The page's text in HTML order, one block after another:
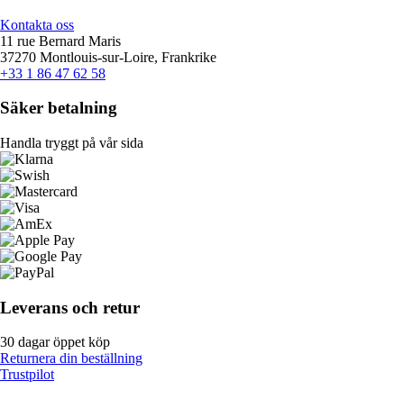
Kontakta oss
11 rue Bernard Maris
37270 Montlouis-sur-Loire, Frankrike
+33 1 86 47 62 58
Säker betalning
Handla tryggt på vår sida
Leverans och retur
30 dagar öppet köp
Returnera din beställning
Trustpilot